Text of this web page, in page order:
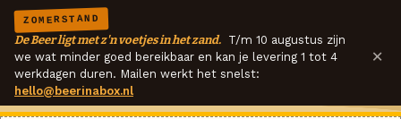
ZOMERSTAND
De Beer ligt met z'n voetjes in het zand. T/m 10 augustus zijn
we wat minder goed bereikbaar en kan je levering 1 tot 4
werkdagen duren. Mailen werkt het snelst:
hello@beerinabox.nl
×